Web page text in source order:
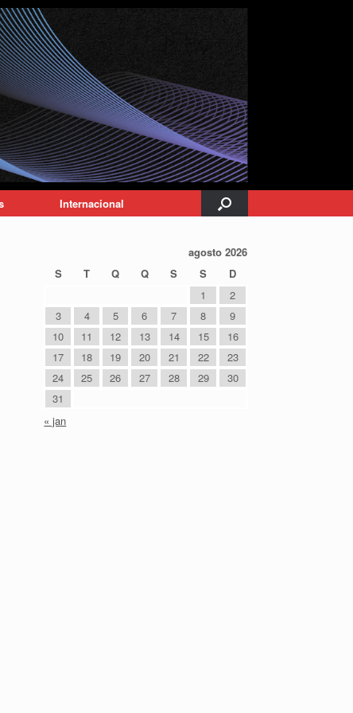
Internacional
agosto 2026
S
T Q Q S S
D
1
2
3
4 5 6 7 8
9
10
11 12 13 14 15
16
17
18 19 20 21 22
23
24
25 26 27 28 29
30
31
« jan